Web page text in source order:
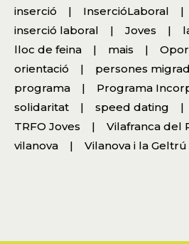
inserció
InsercióLaboral
inserció laboral
Joves
lloc de feina
mais
orientació
persones
programa
Programa
solidaritat
speed dating
TRFO Joves
Vilafranca del
vilanova
Vilanova i la Geltrú